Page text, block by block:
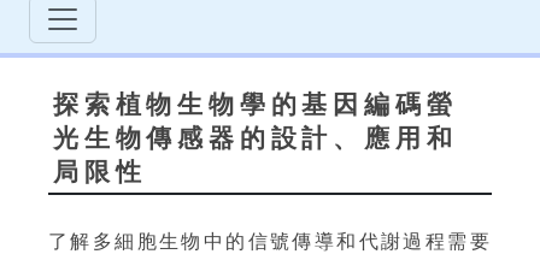
探索植物生物學的基因編碼螢
光生物傳感器的設計、應用和
局限性
了解多細胞生物中的信號傳導和代謝過程需要